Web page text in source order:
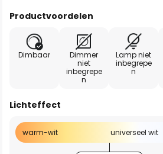
Productvoordelen
Dimbaar
Dimmer
niet
inbegrepe
n
Lamp niet
inbegrepe
n
Lichteffect
warm-wit universeel wit